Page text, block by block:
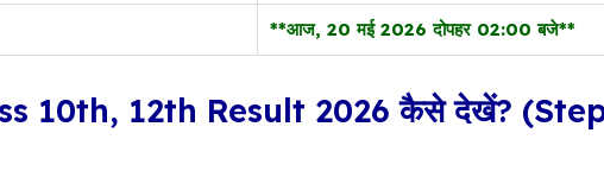
**आज, 20 मई 2026 दोपहर 02:00 बजे**
10th, 12th Result 2026 कैसे देखें?